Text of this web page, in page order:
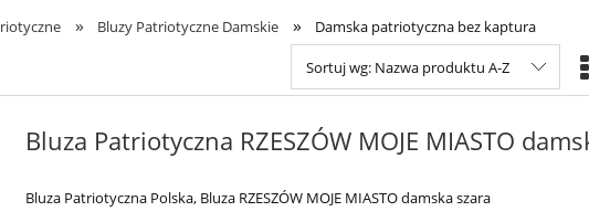
Nowości Promocje Blog Kontakt
» Bluzy Patriotyczne Damskie » Damska patriotyczna bez kaptura
Sortuj wg: Nazwa produktu A-Z
Bluza Patriotyczna RZESZÓW MOJE MIASTO
Bluza Patriotyczna Polska, Bluza RZESZÓW MOJE MIASTO damska szara